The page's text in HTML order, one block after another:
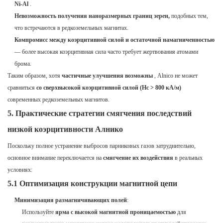
Ni-Al .
Невозможность получения наноразмерных границ зерен, подобных тем,
что встречаются в редкоземельных магнитах.
Компромисс между коэрцитивной силой и остаточной намагниченностью
— более высокая коэрцитивная сила часто требует жертвования атомами
брома.
Таким образом, хотя частичные улучшения возможны , Alnico не может
сравниться со сверхвысокой коэрцитивной силой (Hc > 800 кА/м)
современных редкоземельных магнитов.
5. Практические стратегии смягчения последствий
низкой коэрцитивности Алнико
Поскольку полное устранение выбросов парниковых газов затруднительно,
основное внимание переключается на смягчение их воздействия в реальных
условиях:
5.1 Оптимизация конструкции магнитной цепи
Минимизация размагничивающих полей:
Используйте ярма с высокой магнитной проницаемостьюдля